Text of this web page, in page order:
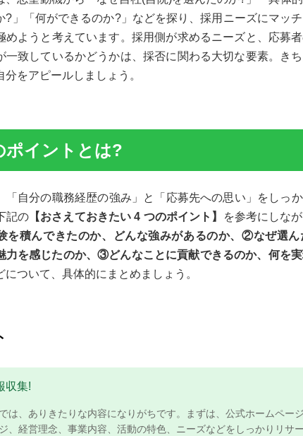
?」「何ができるのか?」などを探り、採用ニーズにマッ
めようと考えています。採用側が求めるニーズと、応募
一致しているかどうかは、採否に関わる大切な要素。き
分をアピールしましょう。
ポイントとは?
「自分の職務経歴の強み」と「応募先への思い」をしっ
記の【おさえておきたい 4 つのポイント】
を参考にしな
を積んできたのか、どんな強みがあるのか、②なぜ選ん
力を感じたのか、③どんなことに貢献できるのか、何を
について、具体的にまとめましょう。
収集!
は、ありきたりな内容になりがちです。まずは、公式ホームペー
、経営理念、事業内容、活動の特色、ニーズなどをしっかりリサ